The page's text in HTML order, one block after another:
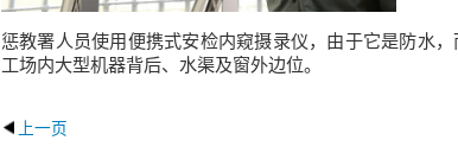
惩教署人员使用便携式安检内窥摄录仪，由于它是防水
工场内大型机器背后、水渠及窗外边位。
上一页